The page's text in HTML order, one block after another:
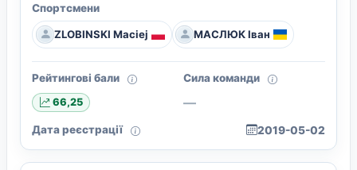
Спортсмени
ZLOBINSKI Maciej МАСЛЮК Іван
Рейтингові бали
66,25
Сила команди
—
Дата реєстрації 2019-05-02